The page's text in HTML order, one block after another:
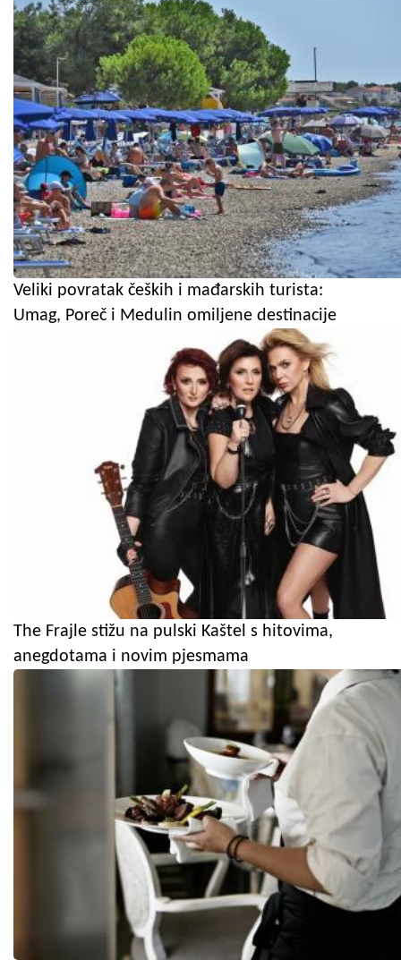
Veliki povratak čeških i mađarskih turista:
Umag, Poreč i Medulin omiljene destinacije
The Frajle stižu na pulski Kaštel s hitovima,
anegdotama i novim pjesmama